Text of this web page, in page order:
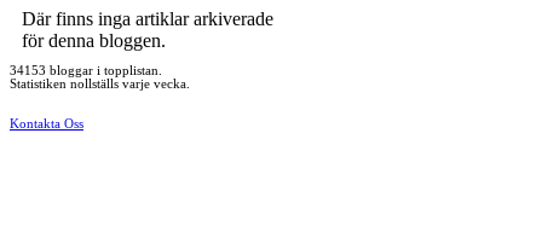
Där finns inga artiklar arkiverade
för denna bloggen.
34153 bloggar i topplistan.
Statistiken nollställs varje vecka.
Kontakta Oss